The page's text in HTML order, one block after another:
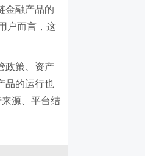
金融产品的
户而言，这
政策、资产
品的运行也
源、平台结